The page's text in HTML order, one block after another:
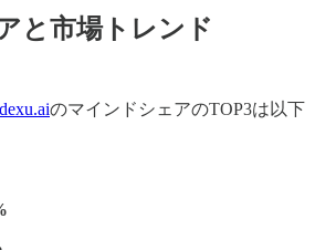
と市場トレンド
dexu.aiのマインドシェアのTOP3は以下